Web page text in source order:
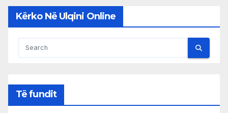
Kërko Në Ulqini Online
Të fundit